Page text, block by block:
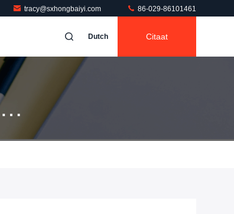
tracy@sxhongbaiyi.com 86-029-86101461
Dutch Citaat